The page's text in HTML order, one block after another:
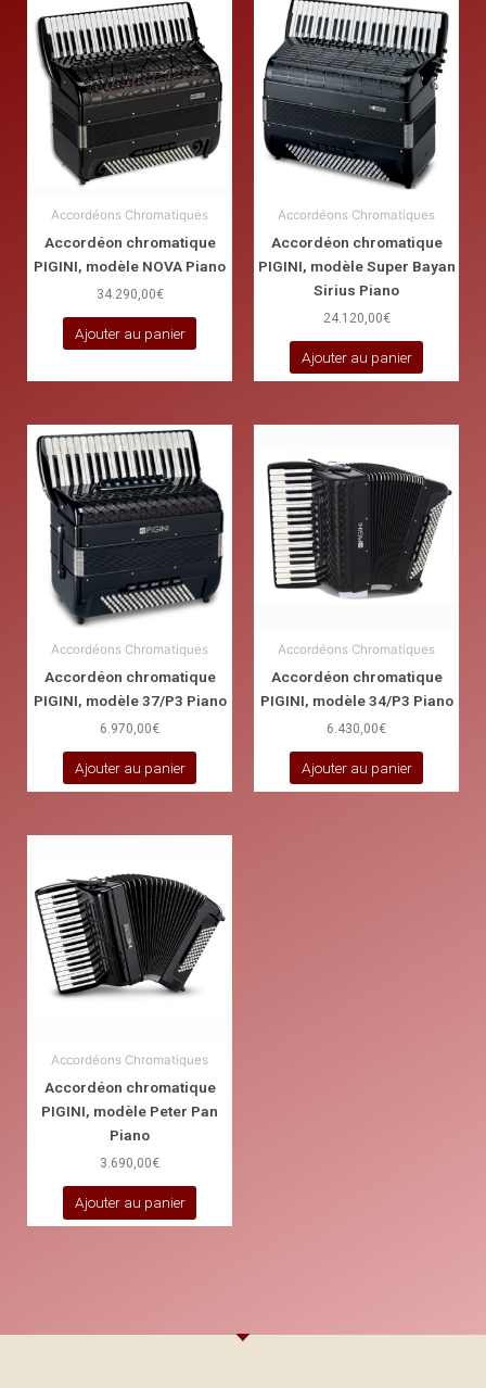
Accordéons Chromatiques
Accordéon chromatique
PIGINI, modèle NOVA Piano
34.290,00€
Ajouter au panier
Accordéons Chromatiques
Accordéon chromatique
PIGINI, modèle Super Bayan
Sirius Piano
24.120,00€
Ajouter au panier
Accordéons Chromatiques
Accordéon chromatique
PIGINI, modèle 37/P3 Piano
6.970,00€
Ajouter au panier
Accordéons Chromatiques
Accordéon chromatique
PIGINI, modèle 34/P3 Piano
6.430,00€
Ajouter au panier
Accordéons Chromatiques
Accordéon chromatique
PIGINI, modèle Peter Pan
Piano
3.690,00€
Ajouter au panier